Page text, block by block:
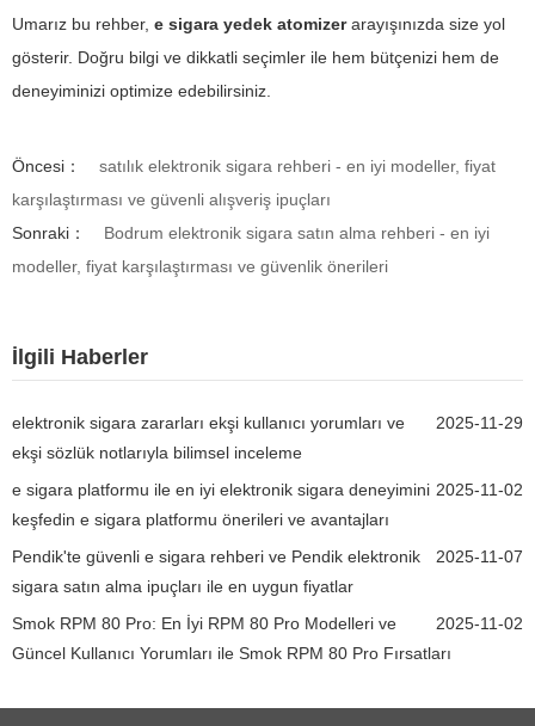
Umarız bu rehber, e sigara yedek atomizerarayışınızda size yol
gösterir. Doğru bilgi ve dikkatli seçimler ile hem bütçenizi hem de
deneyiminizi optimize edebilirsiniz.
Öncesi：
satılık elektronik sigara rehberi - en iyi modeller, fiyat
karşılaştırması ve güvenli alışveriş ipuçları
Sonraki：
Bodrum elektronik sigara satın alma rehberi - en iyi
modeller, fiyat karşılaştırması ve güvenlik önerileri
İlgili Haberler
2025-11-29
elektronik sigara zararları ekşi kullanıcı yorumları ve
ekşi sözlük notlarıyla bilimsel inceleme
2025-11-02
e sigara platformu ile en iyi elektronik sigara deneyimini
keşfedin e sigara platformu önerileri ve avantajları
2025-11-07
Pendik'te güvenli e sigara rehberi ve Pendik elektronik
sigara satın alma ipuçları ile en uygun fiyatlar
2025-11-02
Smok RPM 80 Pro: En İyi RPM 80 Pro Modelleri ve
Güncel Kullanıcı Yorumları ile Smok RPM 80 Pro Fırsatları